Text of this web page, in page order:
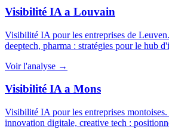
Visibilité IA a Louvain
Visibilité IA pour les entreprises de
deeptech, pharma : stratégies pour le hub
Voir l'analyse →
Visibilité IA a Mons
Visibilité IA pour les entreprises montoises.
innovation digitale, creative tech :